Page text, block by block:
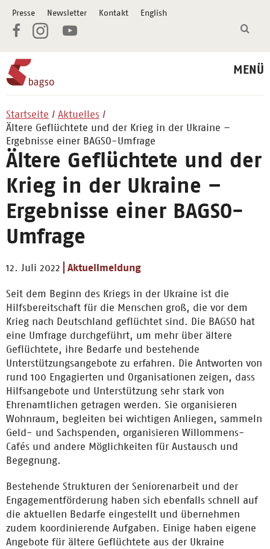
Presse Newsletter Kontakt English
MENÜ
Startseite
Aktuelles
Ältere Geflüchtete und der Krieg in der Ukraine –
Ergebnisse einer BAGSO-Umfrage
Ältere Geflüchtete und der
Krieg in der Ukraine –
Ergebnisse einer BAGSO-
Umfrage
12. Juli 2022 Aktuellmeldung
Seit dem Beginn des Kriegs in der Ukraine ist die
Hilfsbereitschaft für die Menschen groß, die vor dem
Krieg nach Deutschland geflüchtet sind. Die BAGSO hat
eine Umfrage durchgeführt, um mehr über ältere
Geflüchtete, ihre Bedarfe und bestehende
Unterstützungsangebote zu erfahren. Die Antworten von
rund 100 Engagierten und Organisationen zeigen, dass
Hilfsangebote und Unterstützung sehr stark von
Ehrenamtlichen getragen werden. Sie organisieren
Wohnraum, begleiten bei wichtigen Anliegen, sammeln
Geld- und Sachspenden, organisieren Willommens-
Cafés und andere Möglichkeiten für Austausch und
Begegnung.
Bestehende Strukturen der Seniorenarbeit und der
Engagementförderung haben sich ebenfalls schnell auf
die aktuellen Bedarfe eingestellt und übernehmen
zudem koordinierende Aufgaben. Einige haben eigene
Angebote für ältere Geflüchtete aus der Ukraine